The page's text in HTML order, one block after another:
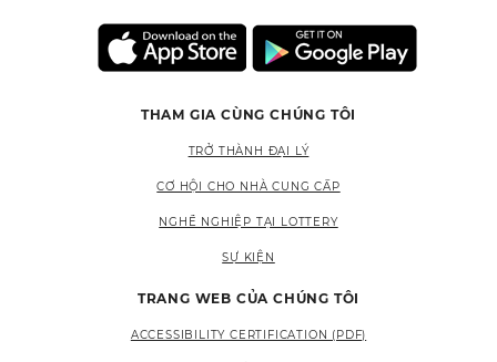
THAM GIA CÙNG CHÚNG TÔI
TRỞ THÀNH ĐẠI LÝ
CƠ HỘI CHO NHÀ CUNG CẤP
NGHỀ NGHIỆP TẠI LOTTERY
SỰ KIỆN
TRANG WEB CỦA CHÚNG TÔI
ACCESSIBILITY CERTIFICATION (PDF)